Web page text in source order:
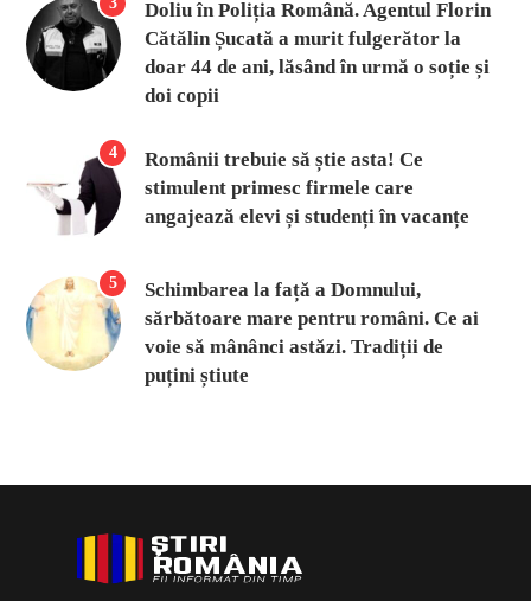
Doliu în Poliția Română. Agentul Florin
Cătălin Șucată a murit fulgerător la
doar 44 de ani, lăsând în urmă o soție și
doi copii
4
Românii trebuie să știe asta! Ce
stimulent primesc firmele care
angajează elevi și studenți în vacanțe
5
Schimbarea la față a Domnului,
sărbătoare mare pentru români. Ce ai
voie să mânânci astăzi. Tradiții de
puțini știute